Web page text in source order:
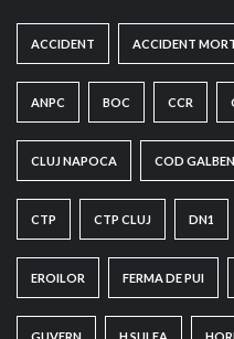
ACCIDENT ACCIDENT
ANPC BOC CCR
CLUJ NAPOCA COD GALBEN
CTP CTP CLUJ DN1
EROILOR FERMA DE PUI